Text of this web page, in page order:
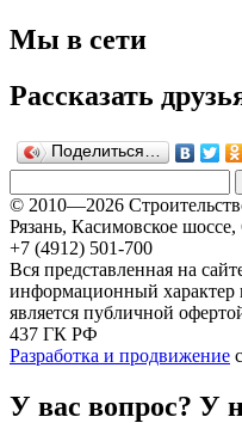
Мы в сети
Рассказать
Поделиться…
© 2010—2026
Рязань, Касимовское шоссе,
+7 (4912) 501-700
Вся представленная на
информационный характер
является публичной
437 ГК РФ
Разработка и продвижение
У вас вопрос? У